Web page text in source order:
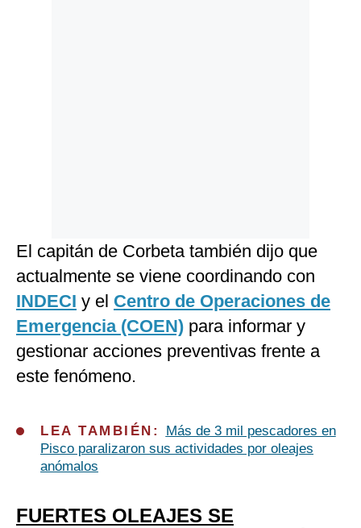
El capitán de Corbeta también dijo que
actualmente se viene coordinando con
INDECI y el Centro de Operaciones de
Emergencia (COEN) para informar y
gestionar acciones preventivas frente a
este fenómeno.
LEA TAMBIÉN:
Más de 3 mil pescadores en
Pisco paralizaron sus actividades por oleajes
anómalos
FUERTES OLEAJES SE